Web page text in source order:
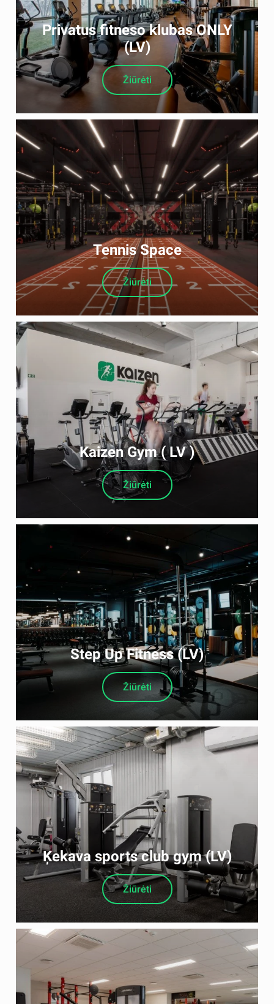
Privatus fitneso klubas ONLY
(LV)
Žiūrėti
Tennis Space
Žiūrėti
Kaizen Gym ( LV )
Žiūrėti
Step Up Fitness (LV)
Žiūrėti
Ķekava sports club gym (LV)
Žiūrėti